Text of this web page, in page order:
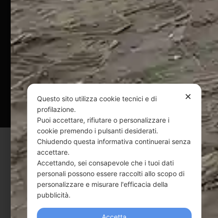
@ Copyright 2024 Webpesca è un brand Intent di Federico
Andrenacci P.Iva 01917920678
Via G. Galilei n. 2 – 64018 Tortoreto TE | REA TE-168019 |
Mail:info@webpesca.it| Pec: federicoandrenacci@pec.it
Questo sito è protetto da Google reCAPTCHA
Privacy Policy
✕
Questo sito utilizza cookie tecnici e di
profilazione.
Puoi accettare, rifiutare o personalizzare i
cookie premendo i pulsanti desiderati.
Chiudendo questa informativa continuerai senza
accettare.
Accettando, sei consapevole che i tuoi dati
personali possono essere raccolti allo scopo di
personalizzare e misurare l'efficacia della
pubblicità.